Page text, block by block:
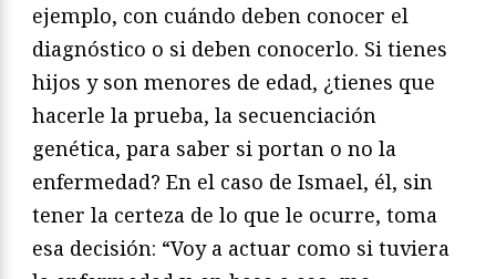
ejemplo, con cuándo deben conocer el
diagnóstico o si deben conocerlo. Si tienes
hijos y son menores de edad, ¿tienes que
hacerle la prueba, la secuenciación
genética, para saber si portan o no la
enfermedad? En el caso de Ismael, él, sin
tener la certeza de lo que le ocurre, toma
esa decisión: “Voy a actuar como si tuviera